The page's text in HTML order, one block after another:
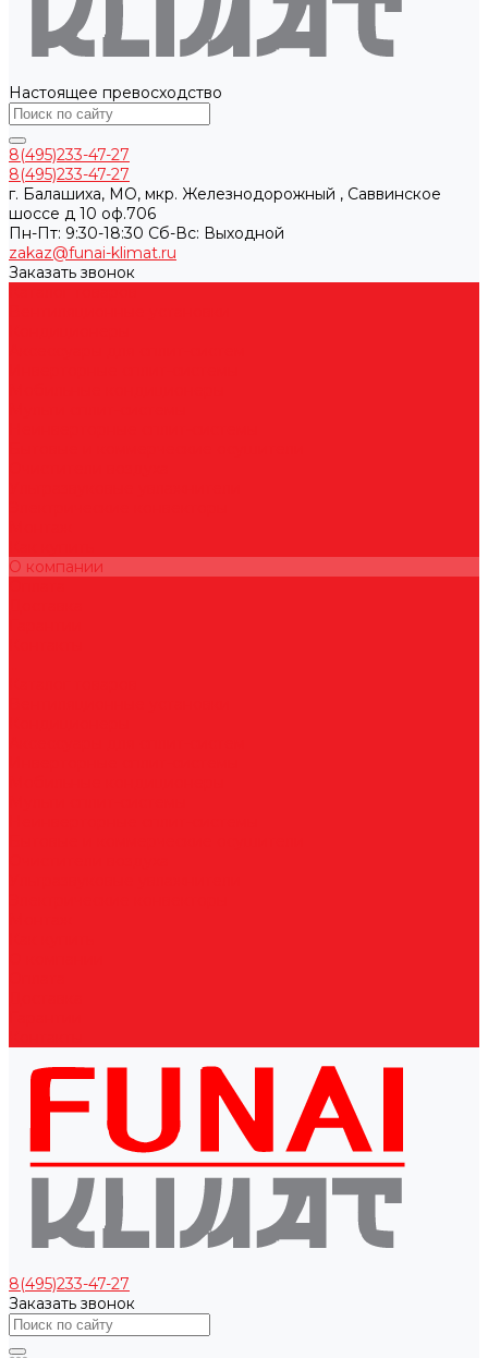
Настоящее превосходство
8(495)233-47-27
8(495)233-47-27
г. Балашиха, МО, мкр. Железнодорожный , Саввинское
шоссе д 10 оф.706
Пн-Пт: 9:30-18:30 Cб-Вс: Выходной
zakaz@funai-klimat.ru
Заказать звонок
О компании
8(495)233-47-27
Заказать звонок